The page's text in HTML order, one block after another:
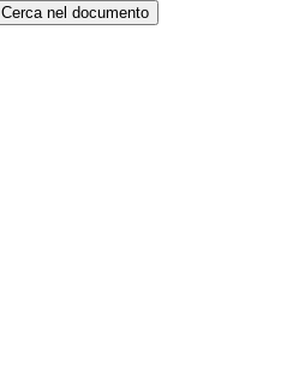
Cerca nel documento